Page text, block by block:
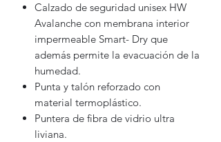
Calzado de seguridad unisex HW
Avalanche con membrana interior
impermeable Smart- Dry que
además permite la evacuación de la
humedad.
Punta y talón reforzado con
material termoplástico.
Puntera de fibra de vidrio ultra
liviana.